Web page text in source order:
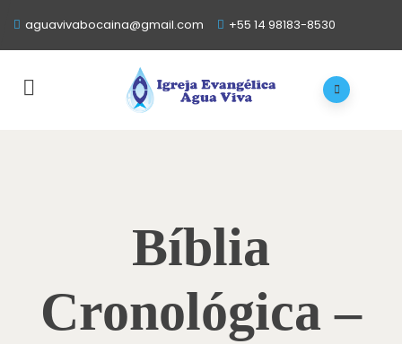
aguavivabocaina@gmail.com +55 14 98183-8530
Bíblia
Cronológica –